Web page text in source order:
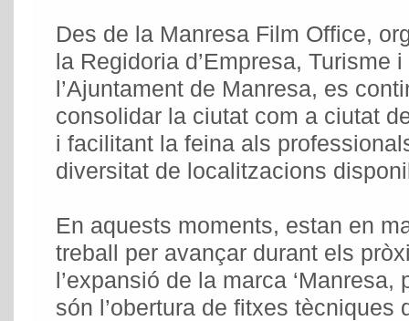
Des de la Manresa Film Office,
la Regidoria d’Empresa, Turisme
l’Ajuntament de Manresa, es
consolidar la ciutat com a ciutat
i facilitant la feina als
diversitat de localitzacions
En aquests moments, estan en
treball per avançar durant els
l’expansió de la marca ‘Manresa,
són l’obertura de fitxes